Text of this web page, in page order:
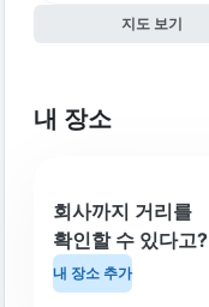
지도 보기
내 장소
회사까지 거리를
확인할 수 있다고?
내 장소 추가